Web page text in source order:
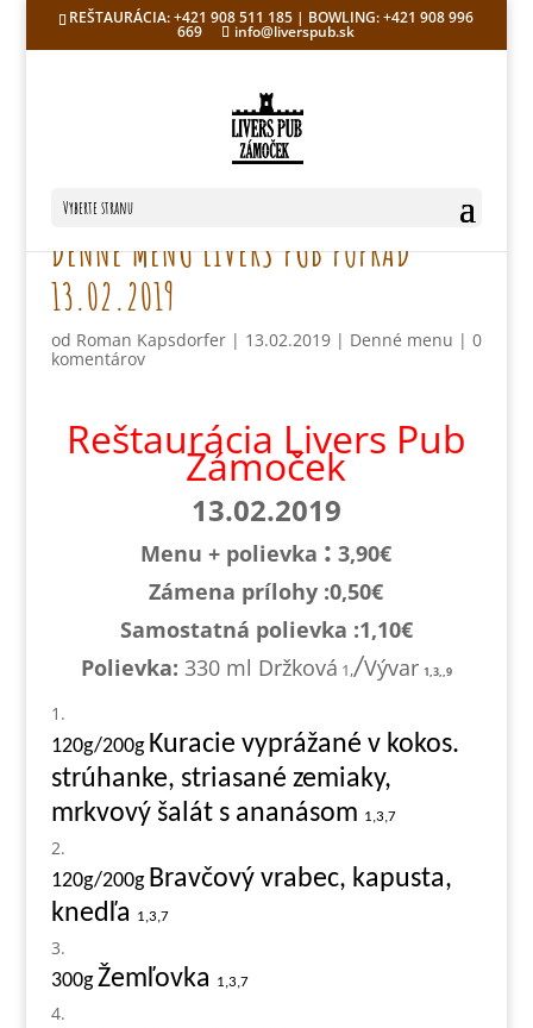
REŠTAURÁCIA: +421 908 511 185 | BOWLING: +421 908 996
669 info@liverspub.sk
Vyberte stranu
DENNÉ MENU LIVERS PUB POPRAD
13.02.2019
od Roman Kapsdorfer| 13.02.2019| Denné menu | 0
komentárov
Reštaurácia Livers Pub
Zámoček
13.02.2019
Menu + polievka : 3,90€
Zámena prílohy :0,50€
Samostatná polievka :1,10€
Polievka: 330 ml Držková 1,/Vývar 1,3,,9
120g/200g Kuracie vyprážané v kokos.
strúhanke, striasané zemiaky,
mrkvový šalát s ananásom 1,3,7
120g/200g Bravčový vrabec, kapusta,
knedľa
1,3,7
300gŽemľovka 1,3,7